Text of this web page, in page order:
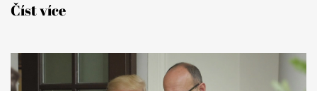
Číst více